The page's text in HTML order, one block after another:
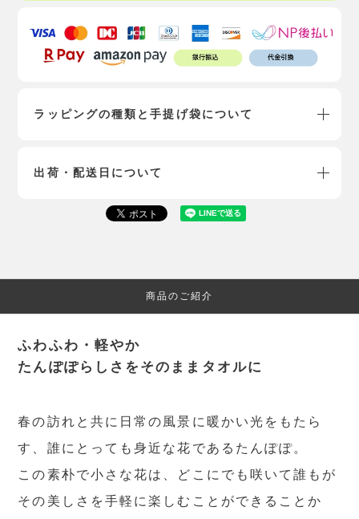
ラッピングの種類と手提げ袋について
出荷・配送日について
商品のご紹介
ふわふわ・軽やか
たんぽぽらしさをそのままタオルに
春の訪れと共に日常の風景に暖かい光をもたら
す、誰にとっても身近な花であるたんぽぽ。
この素朴で小さな花は、どこにでも咲いて誰もが
その美しさを手軽に楽しむことができることか